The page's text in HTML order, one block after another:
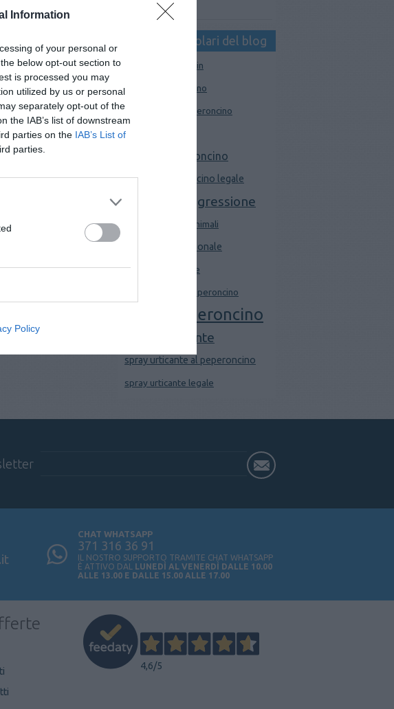
Information
of your personal or
below opt-out section to
is processed you may
utilized by us or personal
separately opt-out of the
the IAB’s list of downstream
parties on the IAB’s List of
parties.
Policy
2015
I tag più popolari del blog
Mace Muzzle Canin
pistola peperoncino
pistola spray peperoncino
Sabre GTM 3000
spray al peperoncino
spray al peperoncino legale
spray antiaggressione
spray difesa da animali
spray difesa personale
spray igienizzante
spray legale al peperoncino
spray peperoncino
spray urticante
spray urticante al peperoncino
spray urticante legale
CHAT WHATSAPP
371 316 36 91
IL NOSTRO SUPPORTO TRAMITE CHAT WHATSAPP
È ATTIVO DAL
LUNEDÌ AL VENERDÌ DALLE 10.00
ALLE 13.00 E DALLE 15.00 ALLE 17.00
4,6/5